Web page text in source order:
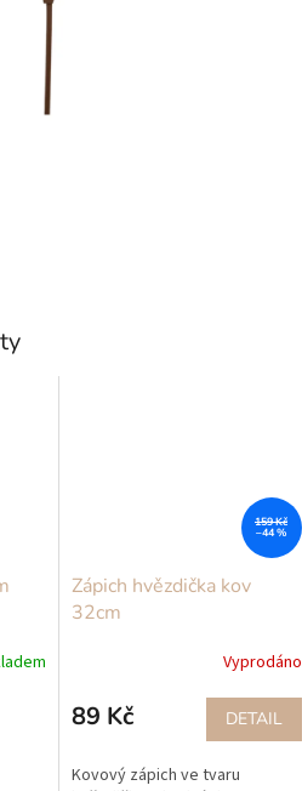
159 Kč
–44 %
Zápich hvězdička kov
32cm
Vyprodáno
89 Kč DETAIL
Kovový zápich ve tvaru